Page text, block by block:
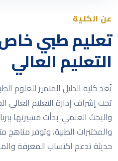
عن الكلية
تعليم طبي خاص
التعليم العالي
تُعد كلية الدليل المتميز للعلوم
تحت إشراف إدارة التعليم العالي
والبحث العلمي. بدأت مسيرتها
والمختبرات الطبية، وتوفر
حديثة تدعم اكتساب المعرفة